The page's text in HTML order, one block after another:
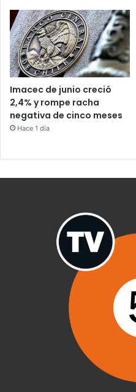
Imacec de junio creció
2,4% y rompe racha
negativa de cinco meses
Hace 1 día